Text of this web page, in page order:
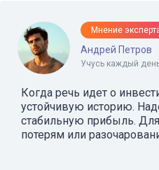
Мнение
Андрей Петров
Учусь каждый
Когда речь идет о
устойчивую историю.
стабильную прибыль.
потерям или